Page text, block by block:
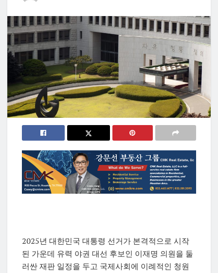
2025년 대한민국 대통령 선거가 본격적으로 시작
된 가운데 유력 야권 대선 후보인 이재명 의원을 둘
러싼 재판 일정을 두고 국제사회에 이례적인 청원